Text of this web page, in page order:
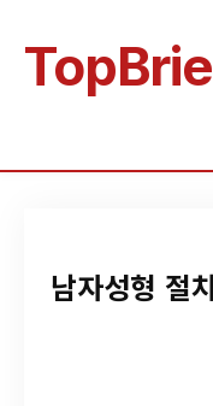
남자성형 절